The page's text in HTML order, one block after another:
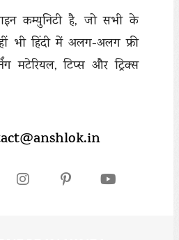
कम्युनिटी है, जो सभी के
भी हिंदी में अलग-अलग फ्री
मटेरियल, टिप्स और ट्रिक्स